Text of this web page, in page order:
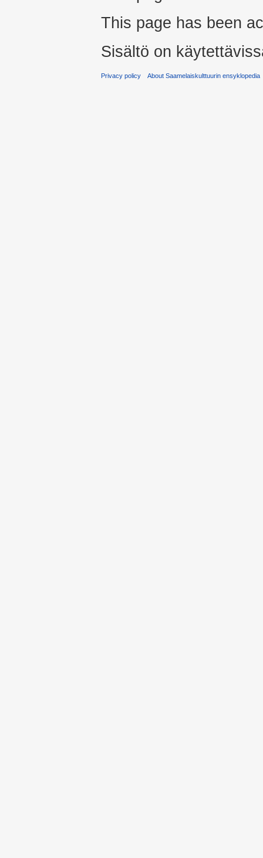
This page has been
Sisältö on
Privacy policy About Saamelaiskulttuurin ensyklopedia